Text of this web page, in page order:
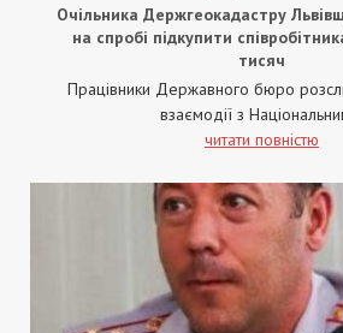
Очільника Держгеокадастру
на спробі підкупити
тисяч
Працівники Державного бюро
взаємодії з
читати повністю